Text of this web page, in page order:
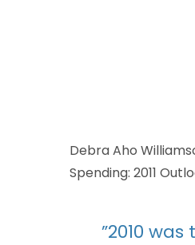
Debra Aho
Spending: 2011
”2010